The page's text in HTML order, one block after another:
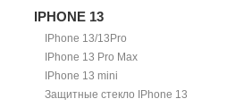
IPHONE 13
IPhone 13/13Pro
IPhone 13 Pro Max
IPhone 13 mini
Защитные стекло IPhone 13